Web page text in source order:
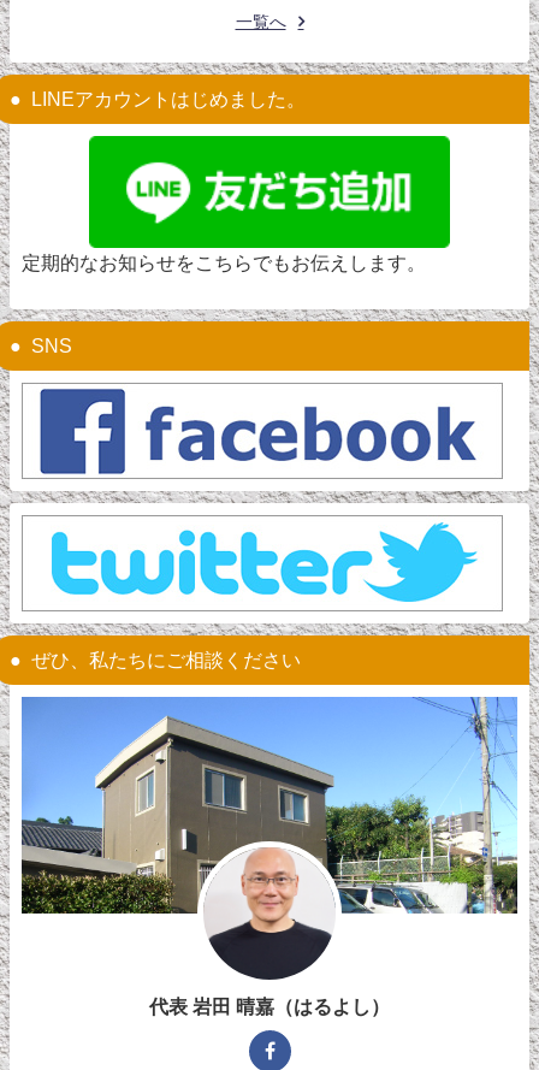
一覧へ
LINEアカウントはじめました。
定期的なお知らせをこちらでもお伝えします。
SNS
ぜひ、私たちにご相談ください
代表 岩田 晴嘉（はるよし）